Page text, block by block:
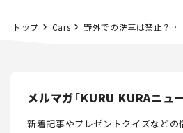
トップ Cars 野外での洗車は禁止？ドイツ人って洗車しないの？ドイツの洗車事情について解説します。
メルマガ「KURU KURAニュー
新着記事やプレゼントクイズなどの